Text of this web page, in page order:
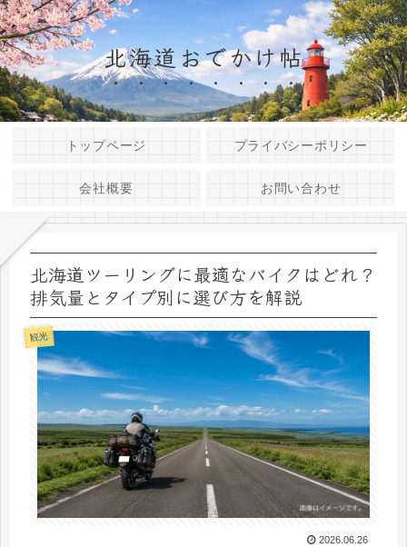
北海道おでかけ帖
トップページ プライバシーポリシー
会社概要 お問い合わせ
北海道ツーリングに最適なバイクはどれ？
排気量とタイプ別に選び方を解説
観光
2026.06.26